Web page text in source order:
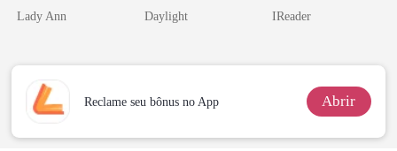
apagar
Lady Ann
brilha
Daylight
relâmpago com
IReader
Reclame seu bônus no App Abrir